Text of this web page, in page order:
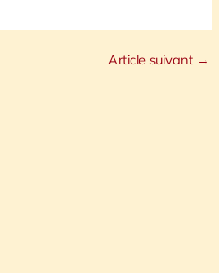
Article suivant →